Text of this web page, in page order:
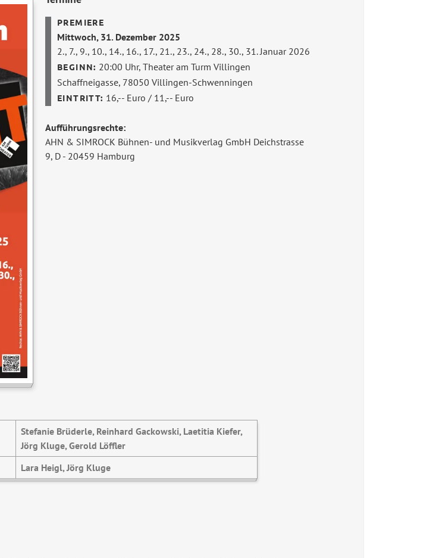
Mittwoch, 31. Dezember 2025
2., 7., 9., 10., 14., 16., 17., 21., 23., 24., 28., 30., 31. Januar 2026
20:00 Uhr,Theater am Turm Villingen
Schaffneigasse, 78050 Villingen-Schwenningen
16,-- Euro / 11,-- Euro
Aufführungsrechte:
AHN & SIMROCK Bühnen- und Musikverlag GmbH Deichstrasse
9, D - 20459 Hamburg
Stefanie Brüderle, Reinhard Gackowski, Laetitia Kiefer,
Jörg Kluge, Gerold Löffler
Lara Heigl, Jörg Kluge